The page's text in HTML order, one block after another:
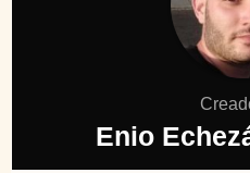
Enio